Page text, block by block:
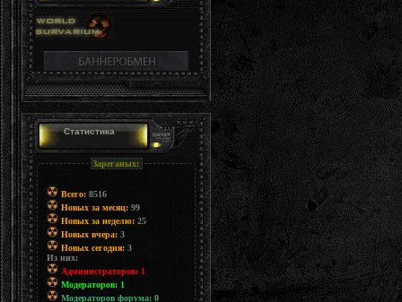
Статистика
Зареганых:
Всего:8516
Новых за месяц:99
Новых за неделю:25
Новых вчера:3
Новых сегодня:3
Из них:
Администраторов: 1
Модераторов: 1
Модераторов форума: 0